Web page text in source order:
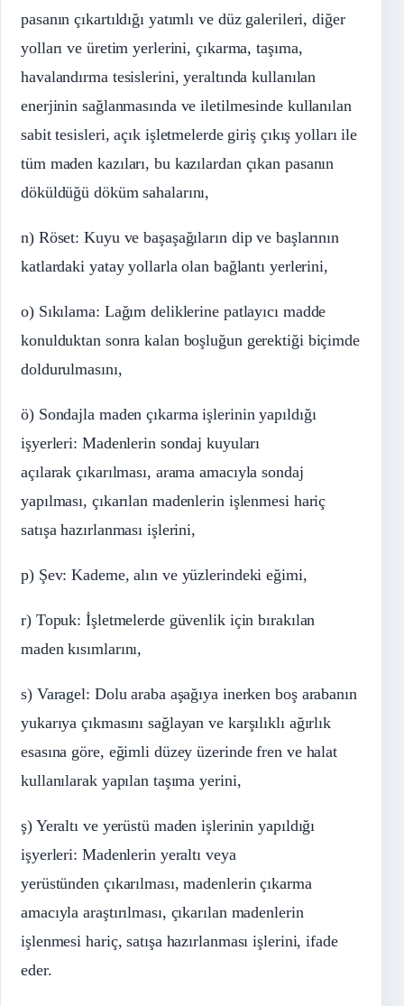
pasanın çıkartıldığı yatımlı ve düz galerileri, diğer
yolları ve üretim yerlerini, çıkarma, taşıma,
havalandırma tesislerini, yeraltında kullanılan
enerjinin sağlanmasında ve iletilmesinde kullanılan
sabit tesisleri, açık işletmelerde giriş çıkış yolları ile
tüm maden kazıları, bu kazılardan çıkan pasanın
döküldüğü döküm sahalarını,
n) Röset: Kuyu ve başaşağıların dip ve başlarının
katlardaki yatay yollarla olan bağlantı yerlerini,
o) Sıkılama: Lağım deliklerine patlayıcı madde
konulduktan sonra kalan boşluğun gerektiği biçimde
doldurulmasını,
ö) Sondajla maden çıkarma işlerinin yapıldığı
işyerleri: Madenlerin sondaj kuyuları
açılarak çıkarılması, arama amacıyla sondaj
yapılması, çıkarılan madenlerin işlenmesi hariç
satışa hazırlanması işlerini,
p) Şev: Kademe, alın ve yüzlerindeki eğimi,
r) Topuk: İşletmelerde güvenlik için bırakılan
maden kısımlarını,
s) Varagel: Dolu araba aşağıya inerken boş arabanın
yukarıya çıkmasını sağlayan ve karşılıklı ağırlık
esasına göre, eğimli düzey üzerinde fren ve halat
kullanılarak yapılan taşıma yerini,
ş) Yeraltı ve yerüstü maden işlerinin yapıldığı
işyerleri: Madenlerin yeraltı veya
yerüstünden çıkarılması, madenlerin çıkarma
amacıyla araştırılması, çıkarılan madenlerin
işlenmesi hariç, satışa hazırlanması işlerini, ifade
eder.